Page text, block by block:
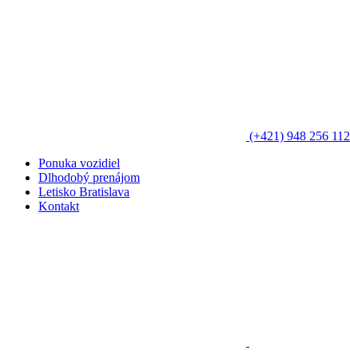
(+421) 948 256 112
Ponuka vozidiel
Dlhodobý prenájom
Letisko Bratislava
Kontakt